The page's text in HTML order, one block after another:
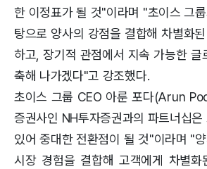
한 이정표가 될 것"이라며 "초이스 그
탕으로 양사의 강점을 결합해 차별화
하고, 장기적 관점에서 지속 가능한 글
축해 나가겠다"고 강조했다.
초이스 그룹 CEO 아룬 포다(Arun
증권사인 NH투자증권과의 파트너십은
있어 중대한 전환점이 될 것"이라며 "
시장 경험을 결합해 고객에게 차별화